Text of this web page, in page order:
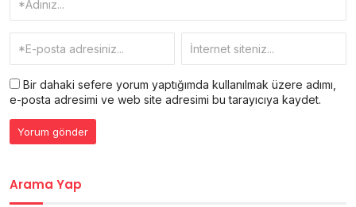
Bir dahaki sefere yorum yaptığımda kullanılmak üzere adımı,
e-posta adresimi ve web site adresimi bu tarayıcıya kaydet.
Arama Yap